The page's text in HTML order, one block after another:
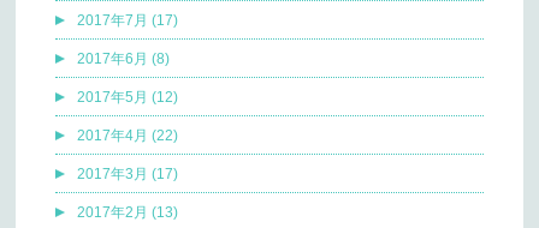
2017年7月 (17)
2017年6月 (8)
2017年5月 (12)
2017年4月 (22)
2017年3月 (17)
2017年2月 (13)